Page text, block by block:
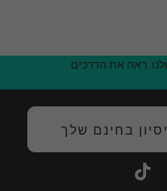
ראה את הדרכים
בחינם שלך